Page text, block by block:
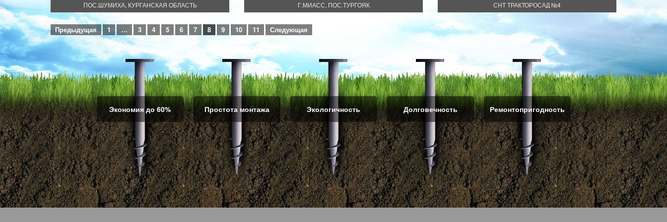
ПОС.ШУМИХА, КУРГАНСКАЯ ОБЛАСТЬ Г.МИАСС, ПОС.ТУРГОЯК СНТ ТРАКТОРОСАД №4
Предыдущая 1 … 3 4 5 6 7 8 9 10 11 Следующая
Экономия до 60% Простота монтажа Экологичность Долговечность Ремонтопригодность